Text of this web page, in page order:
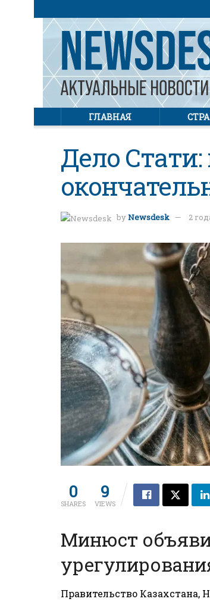
ГЛАВНАЯ
Дело
byNewsdesk 2
0
SHARES
9
VIEWS
Минюст
Правительство Казахстана,